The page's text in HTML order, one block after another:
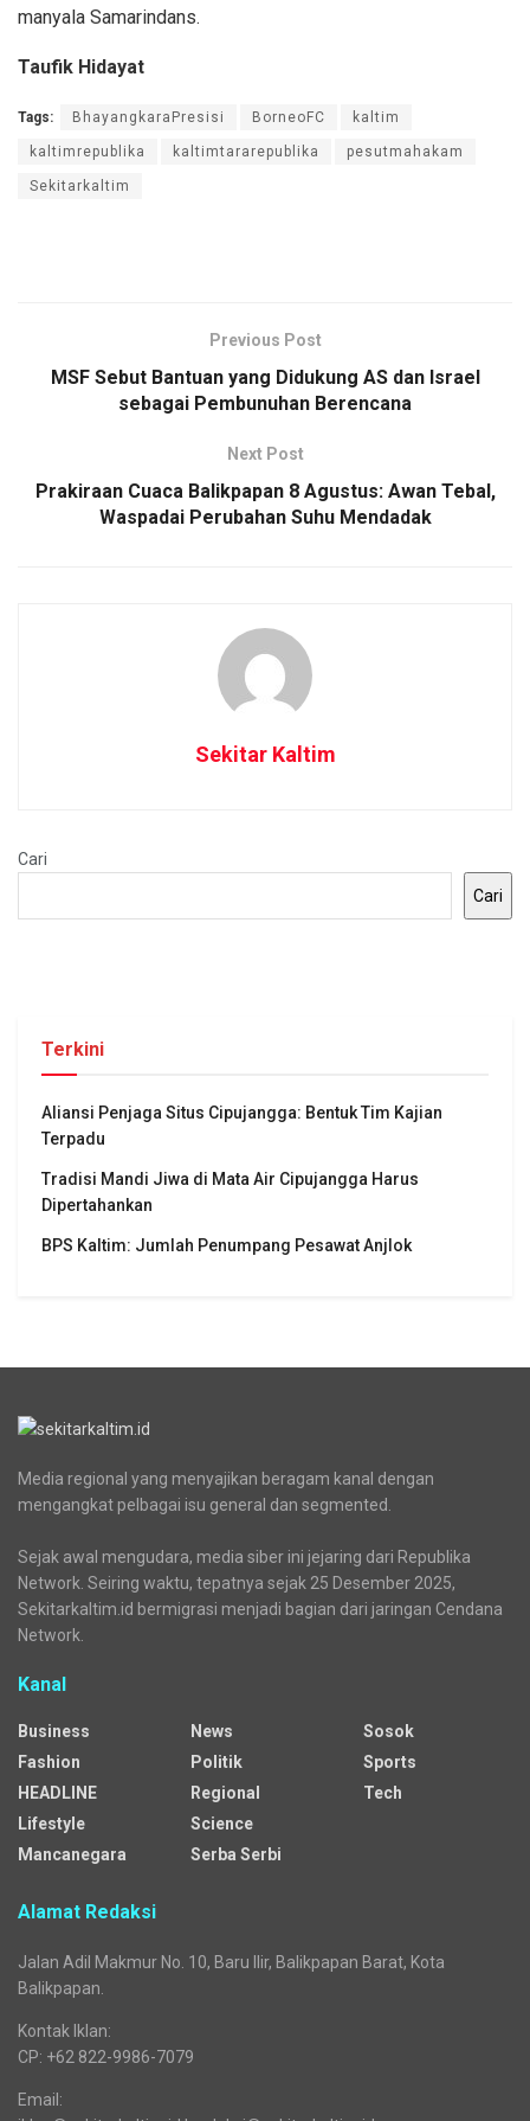
manyala Samarindans.
Taufik Hidayat
Tags: BhayangkaraPresisi BorneoFC kaltim
kaltimrepublika kaltimtararepublika pesutmahakam
Sekitarkaltim
Previous Post
MSF Sebut Bantuan yang Didukung AS dan Israel
sebagai Pembunuhan Berencana
Next Post
Prakiraan Cuaca Balikpapan 8 Agustus: Awan Tebal,
Waspadai Perubahan Suhu Mendadak
Sekitar Kaltim
Cari
Cari
Terkini
Aliansi Penjaga Situs Cipujangga: Bentuk Tim Kajian
Terpadu
Tradisi Mandi Jiwa di Mata Air Cipujangga Harus
Dipertahankan
BPS Kaltim: Jumlah Penumpang Pesawat Anjlok
Media regional yang menyajikan beragam kanal dengan
mengangkat pelbagai isu general dan segmented.
Sejak awal mengudara, media siber ini jejaring dari Republika
Network. Seiring waktu, tepatnya sejak 25 Desember 2025,
Sekitarkaltim.id bermigrasi menjadi bagian dari jaringan Cendana
Network.
Kanal
Business
Fashion
HEADLINE
Lifestyle
Mancanegara
News
Politik
Regional
Science
Serba Serbi
Sosok
Sports
Tech
Alamat Redaksi
Jalan Adil Makmur No. 10, Baru Ilir, Balikpapan Barat, Kota
Balikpapan.
Kontak Iklan:
CP: +62 822-9986-7079
Email: